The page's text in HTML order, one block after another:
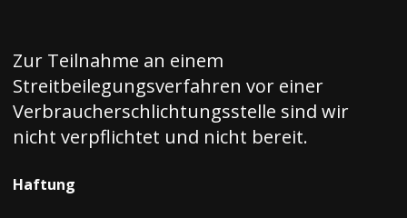
Zur Teilnahme an einem
Streitbeilegungsverfahren vor einer
Verbraucherschlichtungsstelle sind wir
nicht verpflichtet und nicht bereit.
Haftung